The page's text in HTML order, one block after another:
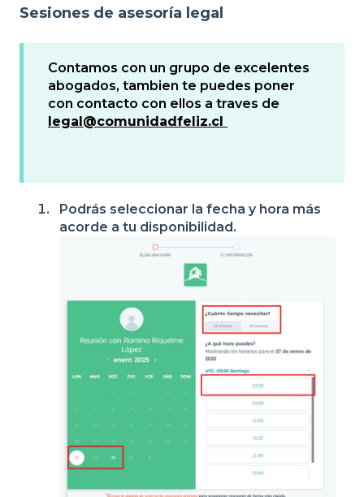
Sesiones de asesoría legal
Contamos con un grupo de excelentes
abogados, tambien te puedes poner
con contacto con ellos a traves de
legal@comunidadfeliz.cl
Podrás seleccionar la fecha y hora más
acorde a tu disponibilidad.